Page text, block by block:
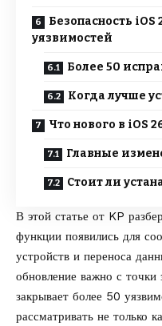
Безопасность
уязвимостей
Более 50
Когда лучше
Что нового в iOS
Главные
Стоит ли
В этой статье от KP
функции появились для
устройств и переноса
обновление важно с точки
закрывает более 50
рассматривать не только